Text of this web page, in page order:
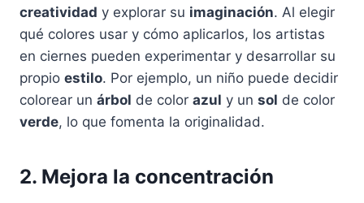
creatividad y explorar su imaginación. Al elegir
qué colores usar y cómo aplicarlos, los artistas
en ciernes pueden experimentar y desarrollar su
propio estilo. Por ejemplo, un niño puede decidir
colorear un árbol de color azul y un sol de color
verde, lo que fomenta la originalidad.
2. Mejora la concentración